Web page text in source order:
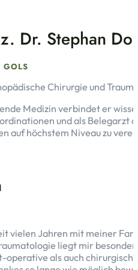
Dr. Stephan
GOLS
Chirurgie und
Medizin verbindet er
und als
auf höchstem Niveau zu
vielen Jahren mit meiner
liegt mir
operative als auch